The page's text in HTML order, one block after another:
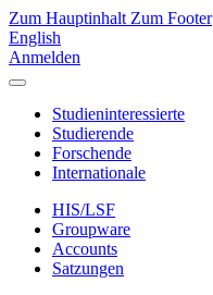
Zum Hauptinhalt Zum Footer
English
Anmelden
Studieninteressierte
Studierende
Forschende
Internationale
HIS/LSF
Groupware
Accounts
Satzungen